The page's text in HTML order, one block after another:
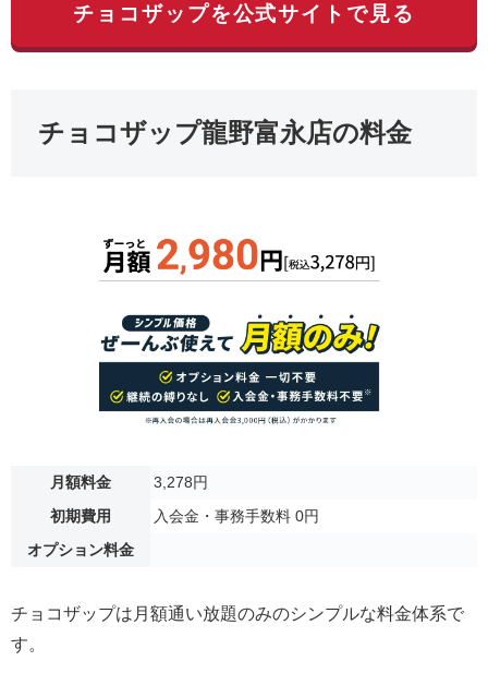
チョコザップを公式サイトで見る
チョコザップ龍野富永店の料金
月額料金
3,278円
初期費用
入会金・事務手数料 0円
オプション料金
チョコザップは月額通い放題のみのシンプルな料金体系で
す。